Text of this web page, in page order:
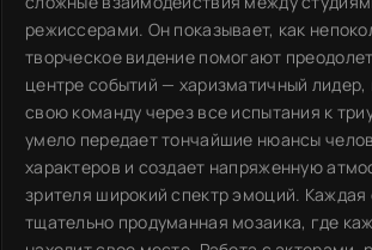
режиссерами. Он показывает, как
творческое видение помогают
центре событий — харизматичный лидер,
свою команду через все испытания к
умело передает тончайшие нюансы
характеров и создает напряженную
зрителя широкий спектр эмоций.
тщательно продуманная мозаика, где